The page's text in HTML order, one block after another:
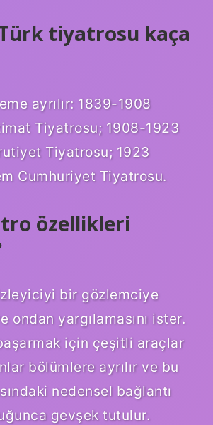
tiyatrosu kaça
ayrılır: 1839-1908
Tiyatrosu; 1908-1923
Tiyatrosu; 1923
Cumhuriyet Tiyatrosu.
özellikleri
bir gözlemciye
ondan yargılamasını ister.
için çeşitli araçlar
bölümlere ayrılır ve bu
nedensel bağlantı
gevşek tutulur.